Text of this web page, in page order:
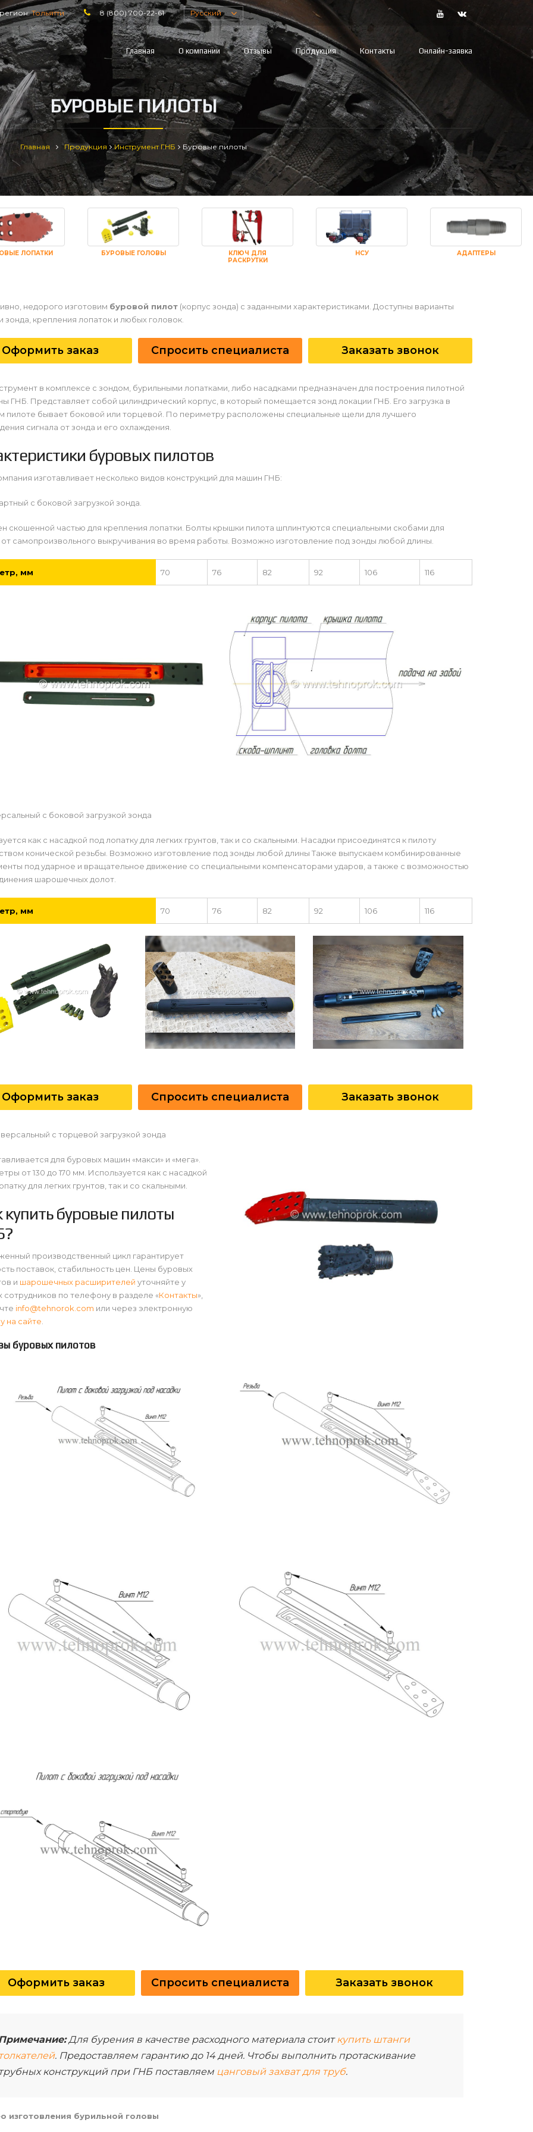
Тольятти 8 (800) 700-22-61 Русский
Главная О компании Отзывы Продукция Контакты Онлайн-заявка
БУРОВЫЕ ПИЛОТЫ
Главная Продукция Инструмент ГНБ Буровые пилоты
ЛОПАТКИ БУРОВЫЕ ГОЛОВЫ
КЛЮЧ ДЛЯ
РАСКРУТКИ
НСУ АДАПТЕРЫ
недорого изготовим буровой пилот(корпус зонда) с заданными характеристиками. Доступны варианты
зонда, крепления лопаток и любых головок.
Оформить заказ Спросить специалиста Заказать звонок
в комплексе с зондом, бурильными лопатками, либо насадками предназначен для построения пилотной
ГНБ. Представляет собой цилиндрический корпус, в который помещается зонд локации ГНБ. Его загрузка в
пилоте бывает боковой или торцевой. По периметру расположены специальные щели для лучшего
сигнала от зонда и его охлаждения.
буровых пилотов
изготавливает несколько видов конструкций для машин ГНБ:
с боковой загрузкой зонда.
скошенной частью для крепления лопатки. Болты крышки пилота шплинтуются специальными скобами для
самопроизвольного выкручивания во время работы. Возможно изготовление под зонды любой длины.
мм 70 76 82 92 106 116
с боковой загрузкой зонда
как с насадкой под лопатку для легких грунтов, так и со скальными. Насадки присоединятся к пилоту
конической резьбы. Возможно изготовление под зонды любой длины Также выпускаем комбинированные
под ударное и вращательное движение со специальными компенсаторами ударов, а также с возможностью
шарошечных долот.
мм 70 76 82 92 106 116
Оформить заказ Спросить специалиста Заказать звонок
с торцевой загрузкой зонда
для буровых машин «макси» и «мега».
от 130 до 170 мм. Используется как с насадкой
для легких грунтов, так и со скальными.
купить буровые пилоты
производственный цикл гарантирует
поставок, стабильность цен. Цены буровых
и шарошечных расширителей уточняйте у
сотрудников по телефону в разделе «Контакты»,
info@tehnorok.com или через электронную
на сайте
буровых пилотов
Оформить заказ Спросить специалиста Заказать звонок
Для бурения в качестве расходного материала стоиткупить штанги
. Предоставляем гарантию до 14 дней. Чтобы выполнить протаскивание
конструкций при ГНБ поставляем цанговый захват для труб.
изготовления бурильной головы